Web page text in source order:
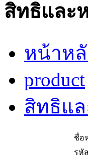
สิทธิและ
หน้าห
product
สิทธิแ
ชื่อ
รหั